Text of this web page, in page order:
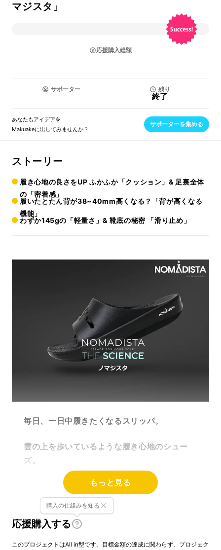
マジスタ」
応援購入総額
サポーター 残り
終了
あなたもアイデアを
Makuakeに出してみませんか？
サポーターを集める
ストーリー
履き心地の良さをUP ふかふか「クッション」& 足裏全体
の「密着感」
履いたとたん背が38~40mm高くなる？「背が高くなる
機能」
わずか145gの「軽量さ」& 靴底の秘密 「滑り止め」
毎日、一日中履きたくなるスリッパ。
雲の上を歩いているような履き心地のシュー
ズ。
ふかふかな履き心地であなたの足をケ
アする【ノマジスタ】
もっと見る
応援購入する
購入の仕組みを知る
このプロジェクトはAll in型です。目標金額の達成に関わらず、プロジェク